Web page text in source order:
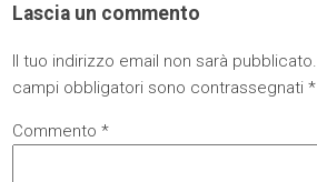
Lascia un commento
Il tuo indirizzo email non sarà pubblicato.
campi obbligatori sono contrassegnati*
Commento*